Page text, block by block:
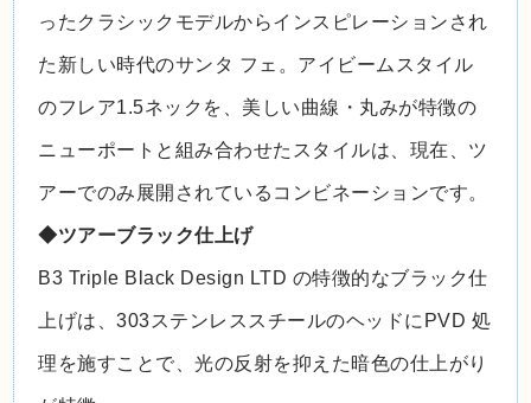
ったクラシックモデルからインスピレーションされ
た新しい時代のサンタ フェ。アイビームスタイル
のフレア1.5ネックを、美しい曲線・丸みが特徴の
ニューポートと組み合わせたスタイルは、現在、ツ
アーでのみ展開されているコンビネーションです。
◆ツアーブラック仕上げ
B3 Triple Black Design LTD の特徴的なブラック仕
上げは、303ステンレススチールのヘッドにPVD 処
理を施すことで、光の反射を抑えた暗色の仕上がり